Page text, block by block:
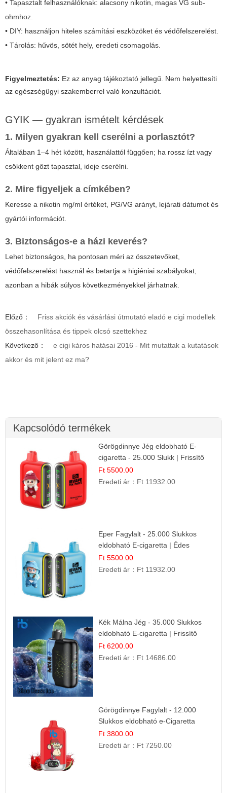
• Tapasztalt felhasználóknak: alacsony nikotin, magas VG sub-
ohmhoz.
• DIY: használjon hiteles számítási eszközöket és védőfelszerelést.
• Tárolás: hűvös, sötét hely, eredeti csomagolás.
Figyelmeztetés: Ez az anyag tájékoztató jellegű. Nem helyettesíti
az egészségügyi szakemberrel való konzultációt.
GYIK — gyakran ismételt kérdések
1. Milyen gyakran kell cserélni a porlasztót?
Általában 1–4 hét között, használattól függően; ha rossz ízt vagy
csökkent gőzt tapasztal, ideje cserélni.
2. Mire figyeljek a címkében?
Keresse a nikotin mg/ml értéket, PG/VG arányt, lejárati dátumot és
gyártói információt.
3. Biztonságos-e a házi keverés?
Lehet biztonságos, ha pontosan méri az összetevőket,
védőfelszerelést használ és betartja a higiéniai szabályokat;
azonban a hibák súlyos következményekkel járhatnak.
Előző：
Friss akciók és vásárlási útmutató eladó e cigi modellek
összehasonlítása és tippek olcsó szettekhez
Következő：
e cigi káros hatásai 2016 - Mit mutattak a kutatások
akkor és mit jelent ez ma?
Kapcsolódó termékek
Görögdinnye Jég eldobható E-
cigaretta - 25.000 Slukk | Frissítő
Nyári Íz
Ft 5500.00
Eredeti ár： Ft 11932.00
Eper Fagylalt - 25.000 Slukkos
eldobható E-cigaretta | Édes
Desszert Íz
Ft 5500.00
Eredeti ár： Ft 11932.00
Kék Málna Jég - 35.000 Slukkos
eldobható E-cigaretta | Frissítő
Ízélmény
Ft 6200.00
Eredeti ár： Ft 14686.00
Görögdinnye Fagylalt - 12.000
Slukkos eldobható e-Cigaretta
Ft 3800.00
Eredeti ár： Ft 7250.00